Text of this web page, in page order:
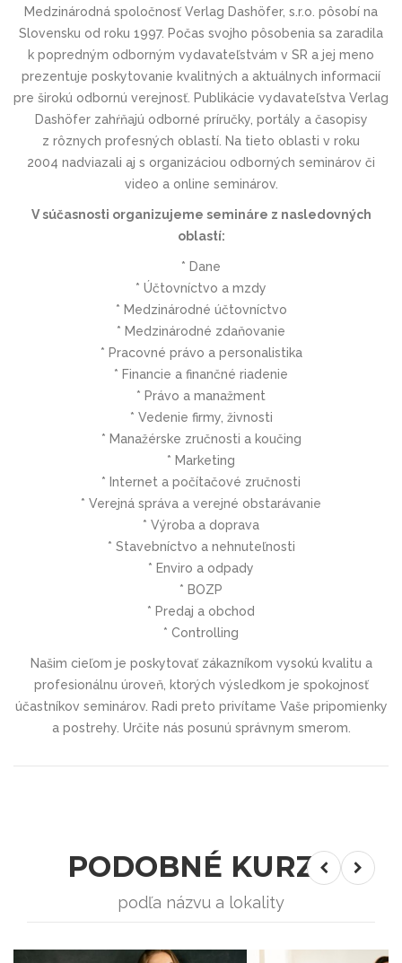
Medzinárodná spoločnosť Verlag Dashöfer, s.r.o. pôsobí na
Slovensku od roku 1997. Počas svojho pôsobenia sa zaradila
k popredným odborným vydavateľstvám v SR a jej meno
prezentuje poskytovanie kvalitných a aktuálnych informacií
pre širokú odbornú verejnosť. Publikácie vydavateľstva Verlag
Dashöfer zahŕňajú odborné príručky, portály a časopisy
z rôznych profesných oblastí. Na tieto oblasti v roku
2004 nadviazali aj s organizáciou odborných seminárov či
video a online seminárov.
V súčasnosti organizujeme semináre z nasledovných
oblastí:
* Dane
* Účtovníctvo a mzdy
* Medzinárodné účtovníctvo
* Medzinárodné zdaňovanie
* Pracovné právo a personalistika
* Financie a finančné riadenie
* Právo a manažment
* Vedenie firmy, živnosti
* Manažérske zručnosti a koučing
* Marketing
* Internet a počítačové zručnosti
* Verejná správa a verejné obstarávanie
* Výroba a doprava
* Stavebníctvo a nehnuteľnosti
* Enviro a odpady
* BOZP
* Predaj a obchod
* Controlling
Našim cieľom je poskytovať zákazníkom vysokú kvalitu a
profesionálnu úroveň, ktorých výsledkom je spokojnosť
účastníkov seminárov. Radi preto privítame Vaše pripomienky
a postrehy. Určite nás posunú správnym smerom.
PODOBNÉ KURZY
podľa názvu a lokality